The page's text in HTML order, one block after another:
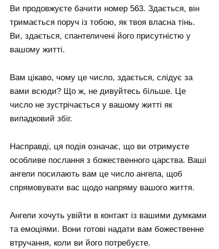
Ви продовжуєте бачити номер 563. Здається, він
тримається поруч із тобою, як твоя власна тінь.
Ви, здається, спантеличені його присутністю у
вашому житті.
Вам цікаво, чому це число, здається, слідує за
вами всюди? Що ж, не дивуйтесь більше. Це
число не зустрічається у вашому житті як
випадковий збіг.
Насправді, ця подія означає, що ви отримуєте
особливе послання з божественного царства. Ваші
ангели посилають вам це число ангела, щоб
спрямовувати вас щодо напряму вашого життя.
Ангели хочуть увійти в контакт із вашими думками
та емоціями. Вони готові надати вам божественне
втручання, коли ви його потребуєте.